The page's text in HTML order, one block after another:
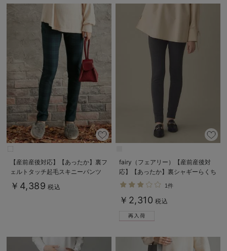
【産前産後対応】【あったか】裏フ
ェルトタッチ起毛スキニーパンツ
【出産後も長く使える】
￥4,389 税込
fairy（フェアリー）【産前産後対
応】【あったか】裏シャギーらくち
んレギンスパンツ【出産後も長く使
1件
￥2,310 税込